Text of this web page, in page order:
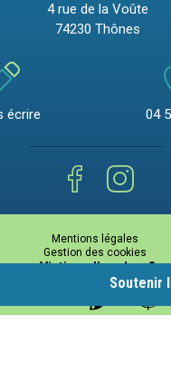
Soutenir
écrire
4 rue de la Voûte
74230 Thônes
04
Mentions légales
Gestion des cookies
Victime d'un abus ?